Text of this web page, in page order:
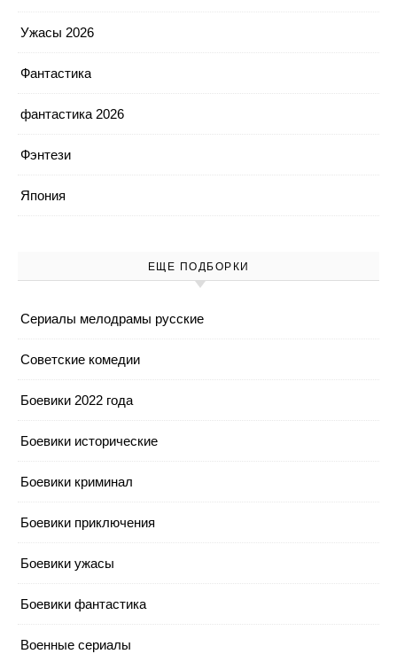
Ужасы 2026
Фантастика
фантастика 2026
Фэнтези
Япония
ЕЩЕ ПОДБОРКИ
Cериалы мелодрамы русские
Cоветские комедии
Боевики 2022 года
Боевики исторические
Боевики криминал
Боевики приключения
Боевики ужасы
Боевики фантастика
Военные сериалы